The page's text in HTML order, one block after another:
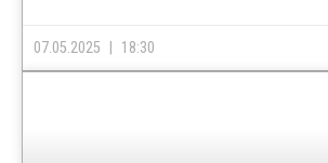
07.05.2025 18:30